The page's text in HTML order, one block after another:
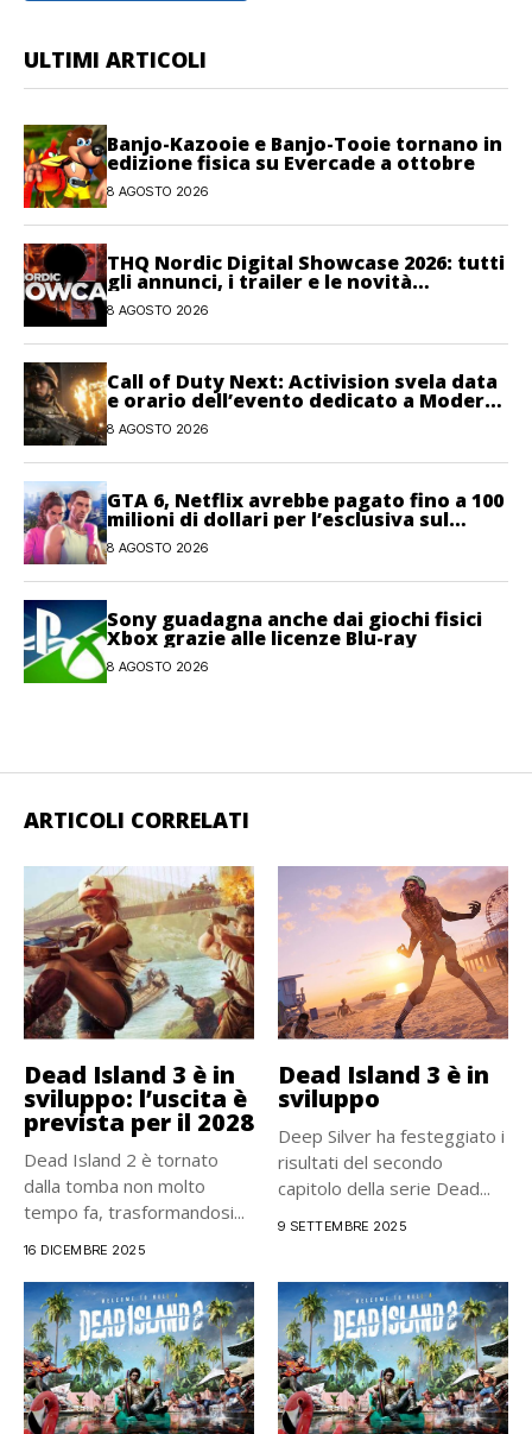
ULTIMI ARTICOLI
Banjo-Kazooie e Banjo-Tooie tornano in
edizione fisica su Evercade a ottobre
8 AGOSTO 2026
THQ Nordic Digital Showcase 2026: tutti
gli annunci, i trailer e le novità
dell’evento
8 AGOSTO 2026
Call of Duty Next: Activision svela data
e orario dell’evento dedicato a Modern
Warfare 4
8 AGOSTO 2026
GTA 6, Netflix avrebbe pagato fino a 100
milioni di dollari per l’esclusiva sul
gioco
8 AGOSTO 2026
Sony guadagna anche dai giochi fisici
Xbox grazie alle licenze Blu-ray
8 AGOSTO 2026
ARTICOLI CORRELATI
Dead Island 3 è in
sviluppo: l’uscita è
prevista per il 2028
Dead Island 2 è tornato
dalla tomba non molto
tempo fa, trasformandosi...
16 DICEMBRE 2025
Dead Island 3 è in
sviluppo
Deep Silver ha festeggiato i
risultati del secondo
capitolo della serie Dead...
9 SETTEMBRE 2025